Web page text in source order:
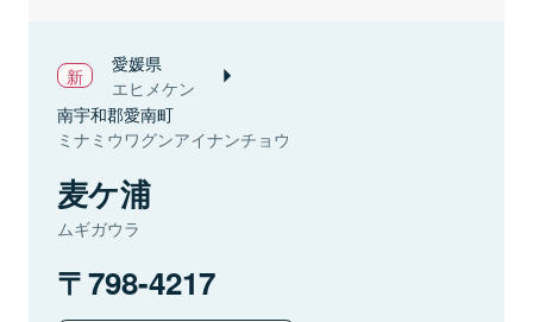
愛媛県
エヒメケン
南宇和郡愛南町
ミナミウワグンアイナンチョウ
麦ケ浦
ムギガウラ
798-4217